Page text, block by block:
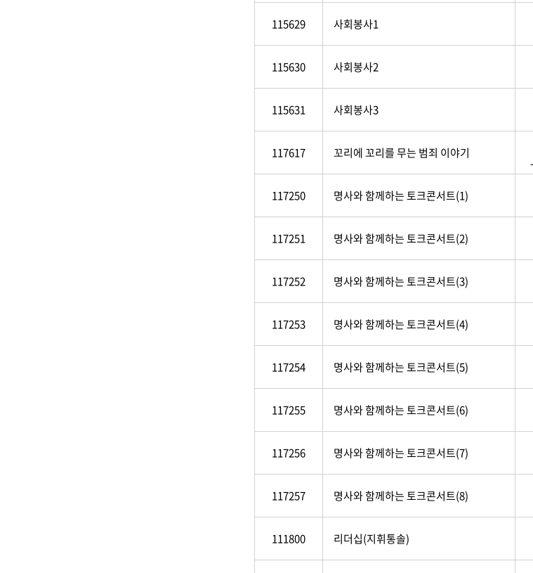
115629 사회봉사1
115630 사회봉사2
115631 사회봉사3
117617 꼬리에 꼬리를 무는 범죄 이야기
117250 명사와 함께하는 토크콘서트(1)
117251 명사와 함께하는 토크콘서트(2)
117252 명사와 함께하는 토크콘서트(3)
117253 명사와 함께하는 토크콘서트(4)
117254 명사와 함께하는 토크콘서트(5)
117255 명사와 함께하는 토크콘서트(6)
117256 명사와 함께하는 토크콘서트(7)
117257 명사와 함께하는 토크콘서트(8)
111800 리더십(지휘통솔)